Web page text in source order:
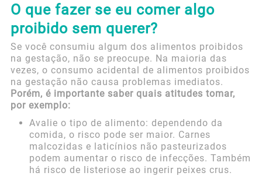
O que fazer se eu comer algo
proibido sem querer?
Se você consumiu algum dos alimentos proibidos
na gestação, não se preocupe. Na maioria das
vezes, o consumo acidental de alimentos proibidos
na gestação não causa problemas imediatos.
Porém, é importante saber quais atitudes tomar,
por exemplo:
Avalie o tipo de alimento: dependendo da
comida, o risco pode ser maior. Carnes
malcozidas e laticínios não pasteurizados
podem aumentar o risco de infecções. Também
há risco de listeriose ao ingerir peixes crus.